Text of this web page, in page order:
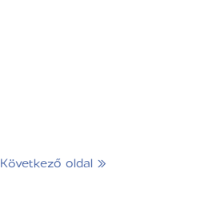
Következő oldal »